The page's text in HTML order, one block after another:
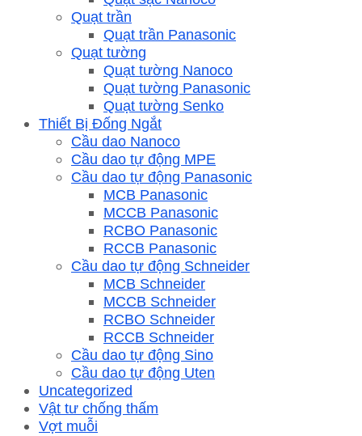
Quạt trần
Quạt trần Panasonic
Quạt tường
Quạt tường Nanoco
Quạt tường Panasonic
Quạt tường Senko
Thiết Bị Đống Ngắt
Cầu dao Nanoco
Cầu dao tự động MPE
Cầu dao tự động Panasonic
MCB Panasonic
MCCB Panasonic
RCBO Panasonic
RCCB Panasonic
Cầu dao tự động Schneider
MCB Schneider
MCCB Schneider
RCBO Schneider
RCCB Schneider
Cầu dao tự động Sino
Cầu dao tự động Uten
Uncategorized
Vật tư chống thấm
Vợt muỗi